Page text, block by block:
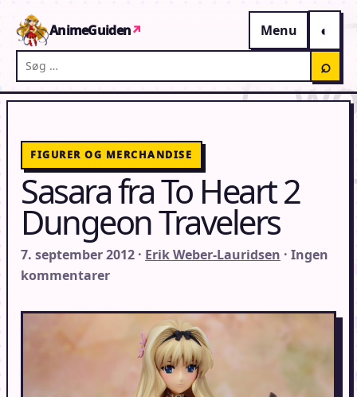
AnimeGuiden↗
Menu
Søg på AnimeGuiden
⌕
FIGURER OG MERCHANDISE
Sasara fra To Heart 2
Dungeon Travelers
7. september 2012 · Erik Weber-Lauridsen · Ingen
kommentarer